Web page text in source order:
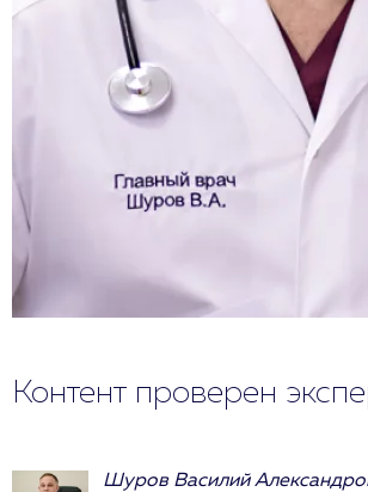
Контент проверен
Шуров Василий